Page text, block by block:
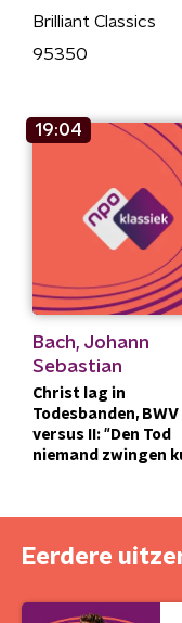
Brilliant Classics
95350
19:04
Bach, Johann
Sebastian
Christ lag in
Todesbanden, BWV
versus II: "Den Tod
niemand zwingen
Eerdere